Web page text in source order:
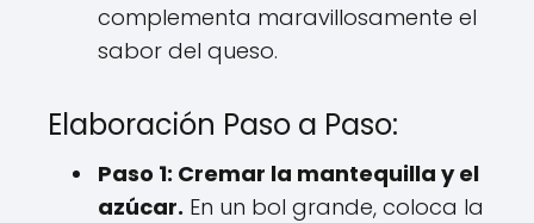
complementa maravillosamente el
sabor del queso.
Elaboración Paso a Paso:
Paso 1: Cremar la mantequilla y el
azúcar. En un bol grande, coloca la